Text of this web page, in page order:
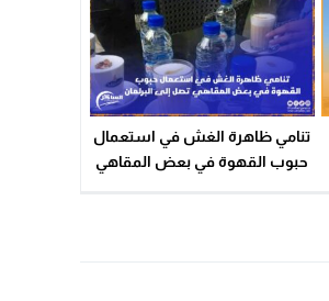
تنامي ظاهرة الغش في استعمال
حبوب القهوة في بعض المقاهي